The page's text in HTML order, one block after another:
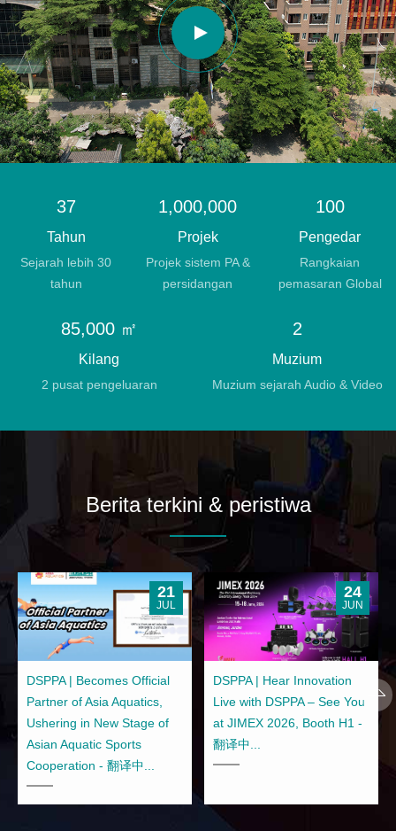
37
Tahun
Sejarah lebih 30
tahun
1,000,000
Projek
Projek sistem PA &
persidangan
100
Pengedar
Rangkaian
pemasaran Global
85,000 ㎡
Kilang
2 pusat pengeluaran
2
Muzium
Muzium sejarah Audio & Video
Berita terkini & peristiwa
DSPPA | Becomes Official
Partner of Asia Aquatics,
Ushering in New Stage of
Asian Aquatic Sports
Cooperation - 翻译中...
21
JUL
DSPPA | Hear Innovation
Live with DSPPA – See You
at JIMEX 2026, Booth H1 -
翻译中...
24
JUN